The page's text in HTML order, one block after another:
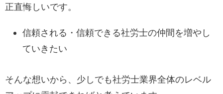
正直悔しいです。
信頼される・信頼できる社労士の仲間を増やし
ていきたい
そんな想いから、少しでも社労士業界全体のレベル